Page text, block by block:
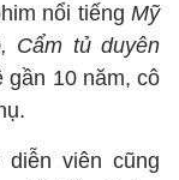
nổi tiếng Mỹ
Cẩm tủ duyên
gần 10 năm, cô
viên cũng